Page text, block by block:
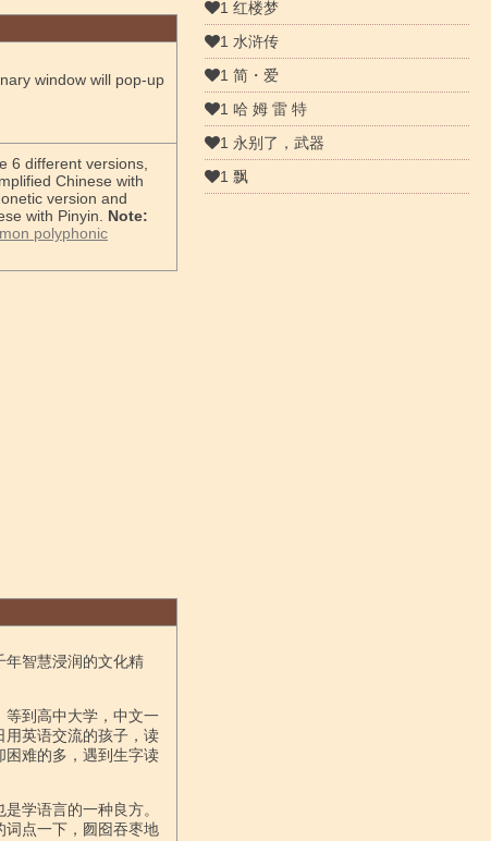
window will pop-up
6 different versions,
Chinese with
version and
with Pinyin. Note:
polyphonic
年智慧浸润的文化精
等到高中大学，中文一
用英语交流的孩子，读
困难的多，遇到生字读
学语言的一种良方。
词点一下，囫囵吞枣地
1 红楼梦
1 水浒传
1 简・爱
1 哈 姆 雷 特
1 永别了，武器
1 飘